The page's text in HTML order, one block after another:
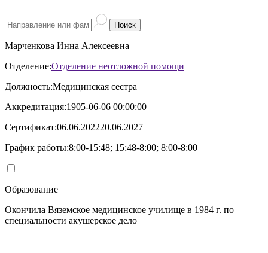
Поиск
Марченкова Инна Алексеевна
Отделение:Отделение неотложной помощи
Должность:Медицинская сестра
Аккредитация:1905-06-06 00:00:00
Сертификат:06.06.202220.06.2027
График работы:8:00-15:48; 15:48-8:00; 8:00-8:00
Образование
Окончила Вяземское медицинское училище в 1984 г. по
специальности акушерское дело